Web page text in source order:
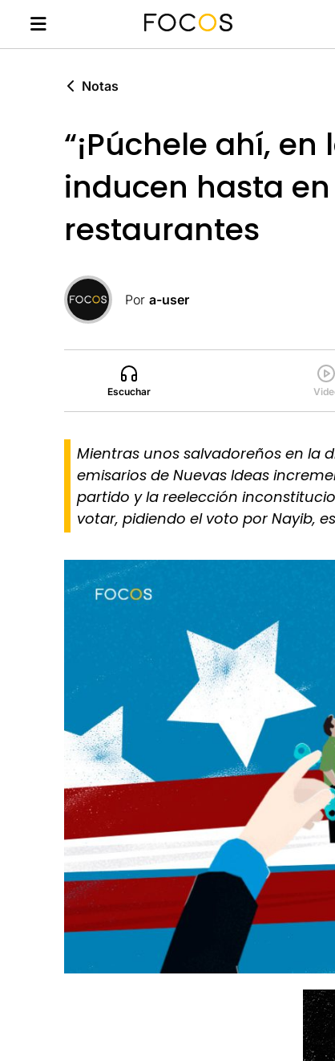
Notas
“¡Púchele ahí, en
inducen hasta
restaurantes
Por a-user
Escuchar
Mientras unos salvadoreños en la
emisarios de Nuevas Ideas
partido y la reelección
votar, pidiendo el voto por Nayib,